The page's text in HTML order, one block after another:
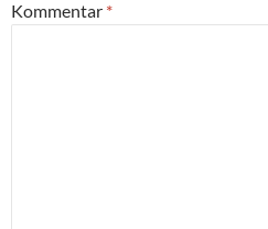
Kommentar *